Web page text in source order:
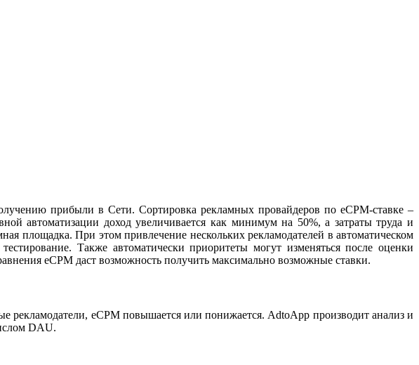
прибыли в Сети. Сортировка рекламных провайдеров по eCPM-ставке –
автоматизации доход увеличивается как минимум на 50%, а затраты труда и
площадка. При этом привлечение нескольких рекламодателей в автоматическом
Также автоматически приоритеты могут изменяться после оценки
eCPM даст возможность получить максимально возможные ставки.
рекламодатели, eCPM повышается или понижается. AdtoApp производит анализ и
DAU.